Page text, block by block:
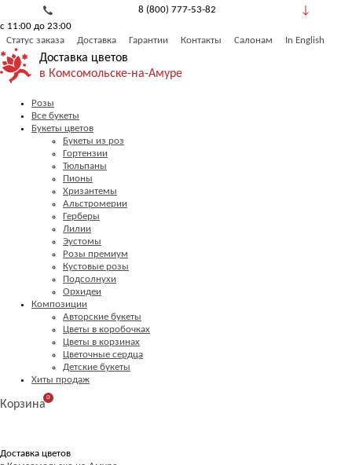
8 (800) 777-53-82
с 11:00 до 23:00
Статус заказа
Доставка Гарантии Контакты Салонам In English
Доставка цветов
в Комсомольске-на-Амуре
Розы
Все букеты
Букеты цветов
Букеты из роз
Гортензии
Тюльпаны
Пионы
Хризантемы
Альстромерии
Герберы
Лилии
Эустомы
Розы премиум
Кустовые розы
Подсолнухи
Орхидеи
Композиции
Авторские букеты
Цветы в коробочках
Цветы в корзинах
Цветочные сердца
Детские букеты
Хиты продаж
Корзина
0
Доставка цветов